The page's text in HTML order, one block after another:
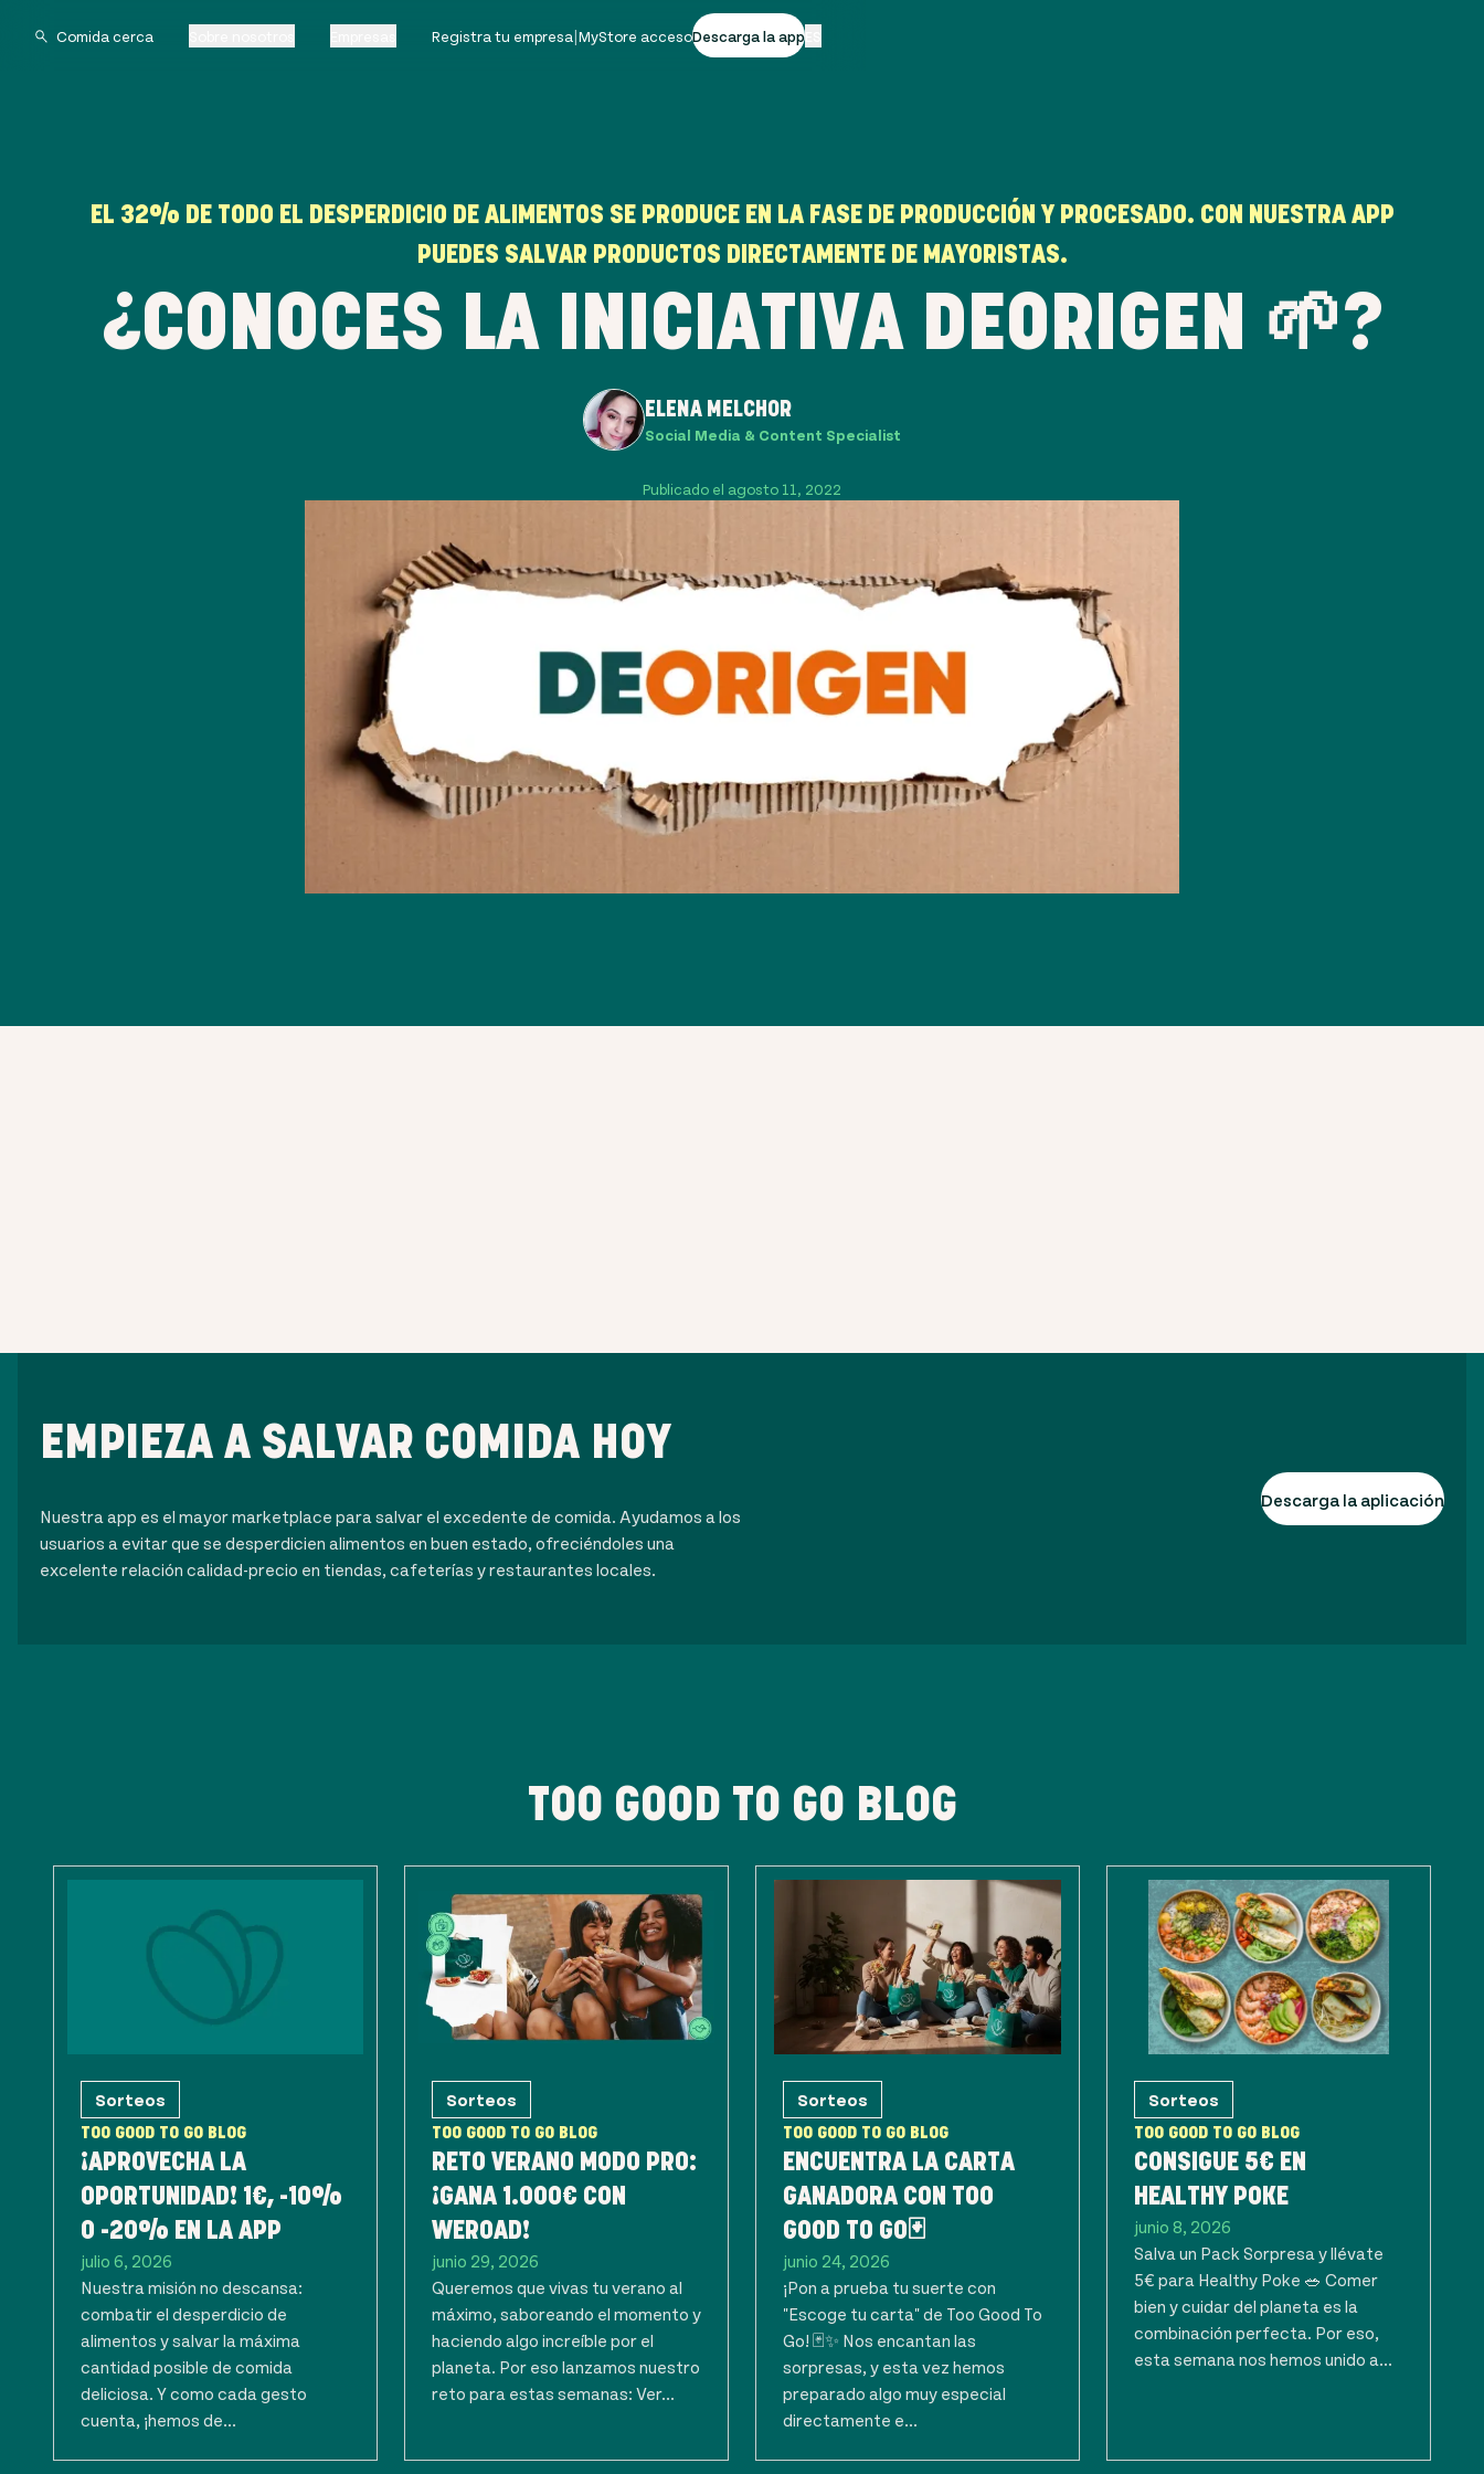
Registra tu empresa|MyStore accesoDescarga la app
EL 32% DE TODO EL DESPERDICIO DE ALIMENTOS SE PRODUCE EN LA FASE DE PRODUCCIÓN Y PROCESADO. CON NUESTRA APP
PUEDES SALVAR PRODUCTOS DIRECTAMENTE DE MAYORISTAS.
¿CONOCES LA INICIATIVA DEORIGEN 🌱?
ELENA MELCHOR
Social Media & Content Specialist
Publicado el agosto 11, 2022
EMPIEZA A SALVAR COMIDA HOY
Nuestra app es el mayor marketplace para salvar el excedente de comida. Ayudamos a los
usuarios a evitar que se desperdicien alimentos en buen estado, ofreciéndoles una
excelente relación calidad-precio en tiendas, cafeterías y restaurantes locales.
Descarga la aplicación
TOO GOOD TO GO BLOG
Sorteos
TOO GOOD TO GO BLOG
¡APROVECHA LA
OPORTUNIDAD! 1€, -10%
O -20% EN LA APP
julio 6, 2026
Nuestra misión no descansa:
combatir el desperdicio de
alimentos y salvar la máxima
cantidad posible de comida
deliciosa. Y como cada gesto
cuenta, ¡hemos de...
Sorteos
TOO GOOD TO GO BLOG
RETO VERANO MODO PRO:
¡GANA 1.000€ CON
WEROAD!
junio 29, 2026
Queremos que vivas tu verano al
máximo, saboreando el momento y
haciendo algo increíble por el
planeta. Por eso lanzamos nuestro
reto para estas semanas: Ver...
Sorteos
TOO GOOD TO GO BLOG
ENCUENTRA LA CARTA
GANADORA CON TOO
GOOD TO GO🃏
junio 24, 2026
¡Pon a prueba tu suerte con
"Escoge tu carta" de Too Good To
Go! 🃏✨ Nos encantan las
sorpresas, y esta vez hemos
preparado algo muy especial
directamente e...
Sorteos
TOO GOOD TO GO BLOG
CONSIGUE 5€ EN
HEALTHY POKE
junio 8, 2026
Salva un Pack Sorpresa y llévate
5€ para Healthy Poke 🥗 Comer
bien y cuidar del planeta es la
combinación perfecta. Por eso,
esta semana nos hemos unido a...